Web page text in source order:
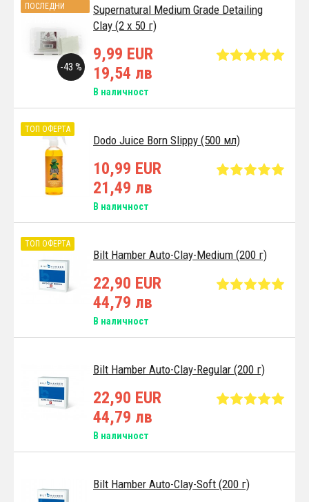
Supernatural Medium Grade Detailing
Clay (2 x 50 г)
-43 %
ПОСЛЕДНИ
9,99 EUR
19,54 лв
В наличност
Dodo Juice Born Slippy (500 мл)
ТОП ОФЕРТА
10,99 EUR
21,49 лв
В наличност
Bilt Hamber Auto-Clay-Medium (200 г)
ТОП ОФЕРТА
22,90 EUR
44,79 лв
В наличност
Bilt Hamber Auto-Clay-Regular (200 г)
22,90 EUR
44,79 лв
В наличност
Bilt Hamber Auto-Clay-Soft (200 г)